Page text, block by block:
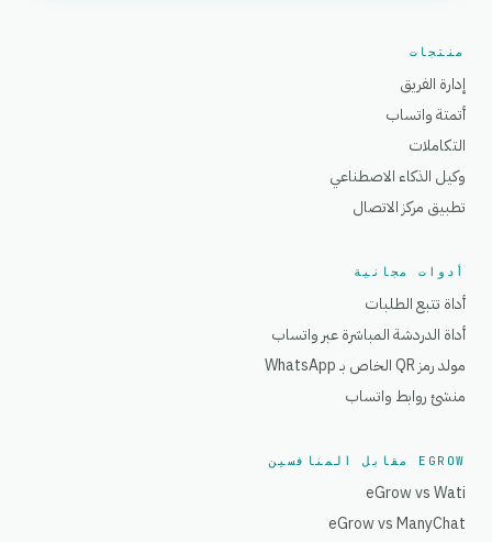
منتجات
إدارة الفريق
أتمتة واتساب
التكاملات
وكيل الذكاء الاصطناعي
تطبيق مركز الاتصال
أدوات مجانية
أداة تتبع الطلبات
أداة الدردشة المباشرة عبر واتساب
مولد رمز QR الخاص بـ WhatsApp
منشئ روابط واتساب
EGROW مقابل المنافسين
eGrow vs Wati
eGrow vs ManyChat